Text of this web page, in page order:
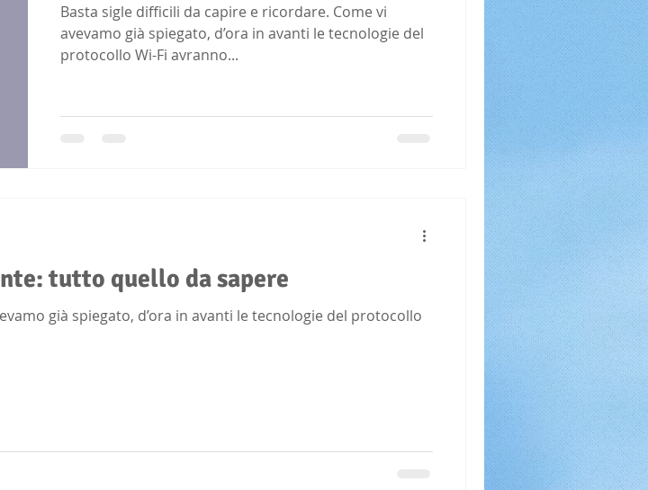
Basta sigle difficili da capire e ricordare. Come vi
avevamo già spiegato, d’ora in avanti le tecnologie del
protocollo Wi-Fi avranno...
tutto quello da sapere
già spiegato, d’ora in avanti le tecnologie del protocollo